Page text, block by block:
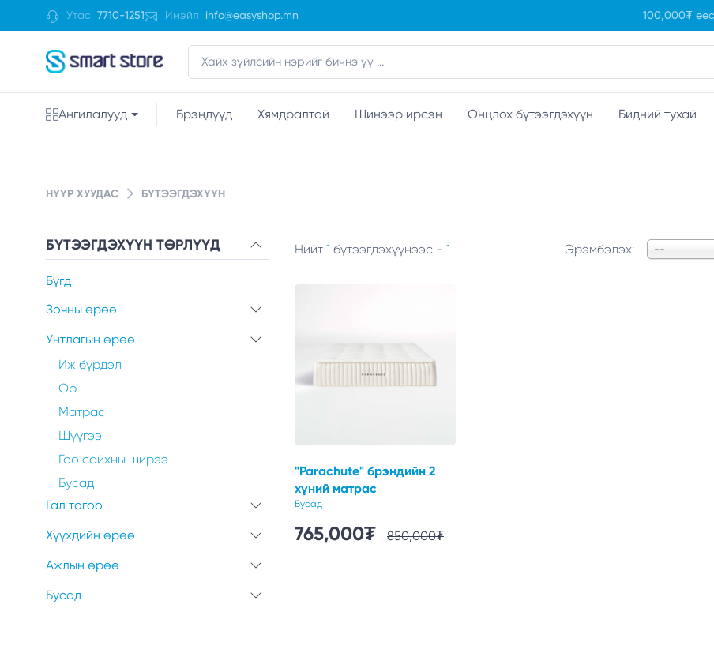
Утас 7710-1251 Имэйл info@easyshop.mn 100,000₮
Ангилалууд Брэндүүд Хямдралтай Шинээр ирсэн Онцлох бүтээгдэхүүн Бидний тухай
НҮҮР ХУУДАС БҮТЭЭГДЭХҮҮН
БҮТЭЭГДЭХҮҮН ТӨРЛҮҮД
Бүгд
Зочны өрөө
Унтлагын өрөө
Иж бүрдэл
Ор
Матрас
Шүүгээ
Гоо сайхны ширээ
Бусад
Гал тогоо
Хүүхдийн өрөө
Ажлын өрөө
Бусад
Нийт 1 бүтээгдэхүүнээс - 1 Эрэмбэлэх: --
"Parachute" брэндийн 2
хүний матрас
Бусад
765,000₮ 850,000₮